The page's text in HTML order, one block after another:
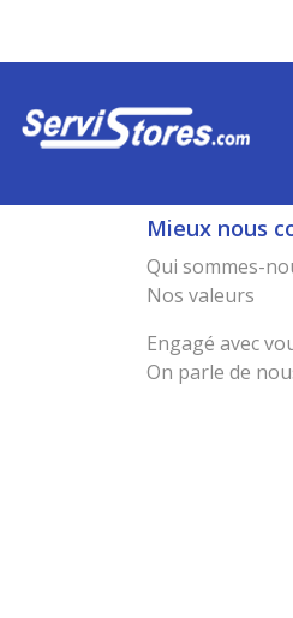
Mieux nous
Qui sommes-
Nos valeurs
Engagé avec
On parle de